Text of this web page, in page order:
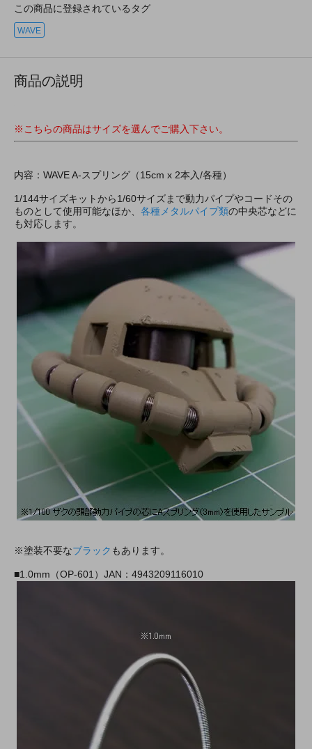
この商品に登録されているタグ
WAVE
商品の説明
※こちらの商品はサイズを選んでご購入下さい。
内容：WAVE A-スプリング（15cm x 2本入/各種）
1/144サイズキットから1/60サイズまで動力パイプやコードその
ものとして使用可能なほか、 各種メタルパイプ類の中央芯などに
も対応します。
※塗装不要なブラック もあります。
■1.0mm（OP-601）JAN：4943209116010